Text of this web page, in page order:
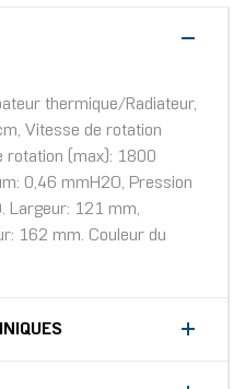
thermique/Radiateur,
Vitesse de rotation
rotation (max): 1800
0,46 mmH2O, Pression
Largeur: 121 mm,
162 mm. Couleur du